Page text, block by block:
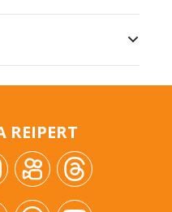
REIPERT